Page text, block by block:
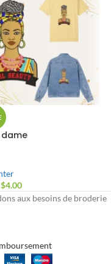
dame
$4.00
aux besoins de broderie